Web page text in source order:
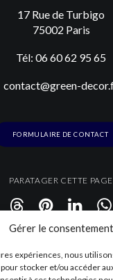
Gérer le consentement
expériences, nous
stocker et/ou accéder
17 Rue de Turbigo
75002 Paris
Tél: 06 60 62 95 65
contact@green-
FORMULAIRE DE CONTACT
PARATAGER CETTE PAGE